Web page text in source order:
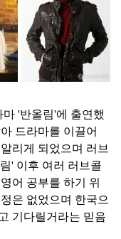
'반올림'에 출연했
드라마를 이끌어
리게 되었으며 러브
' 이후 여러 러브콜
어 공부를 하기 위
은 없었으며 한국으
기다릴거라는 믿음